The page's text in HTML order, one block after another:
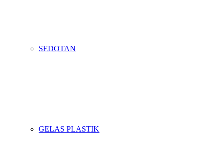
SEDOTAN
GELAS PLASTIK